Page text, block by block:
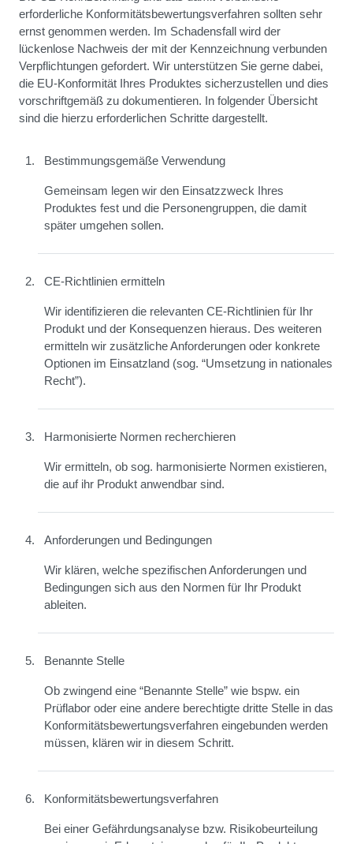
erforderliche Konformitätsbewertungsverfahren sollten sehr
ernst genommen werden. Im Schadensfall wird der
lückenlose Nachweis der mit der Kennzeichnung verbunden
Verpflichtungen gefordert. Wir unterstützen Sie gerne dabei,
die EU-Konformität Ihres Produktes sicherzustellen und dies
vorschriftgemäß zu dokumentieren. In folgender Übersicht
sind die hierzu erforderlichen Schritte dargestellt.
Bestimmungsgemäße Verwendung
Gemeinsam legen wir den Einsatzzweck Ihres
Produktes fest und die Personengruppen, die damit
später umgehen sollen.
CE-Richtlinien ermitteln
Wir identifizieren die relevanten CE-Richtlinien für Ihr
Produkt und der Konsequenzen hieraus. Des weiteren
ermitteln wir zusätzliche Anforderungen oder konkrete
Optionen im Einsatzland (sog. “Umsetzung in nationales
Recht”).
Harmonisierte Normen recherchieren
Wir ermitteln, ob sog. harmonisierte Normen existieren,
die auf ihr Produkt anwendbar sind.
Anforderungen und Bedingungen
Wir klären, welche spezifischen Anforderungen und
Bedingungen sich aus den Normen für Ihr Produkt
ableiten.
Benannte Stelle
Ob zwingend eine “Benannte Stelle” wie bspw. ein
Prüflabor oder eine andere berechtigte dritte Stelle in das
Konformitätsbewertungsverfahren eingebunden werden
müssen, klären wir in diesem Schritt.
Konformitätsbewertungsverfahren
Bei einer Gefährdungsanalyse bzw. Risikobeurteilung